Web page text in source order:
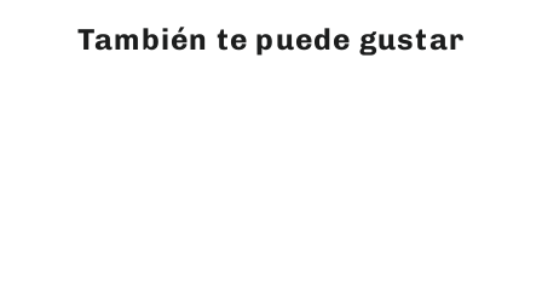
También te puede gustar